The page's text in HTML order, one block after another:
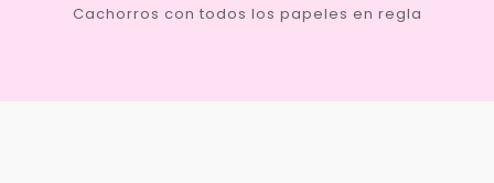
Cachorros con todos los papeles en regla